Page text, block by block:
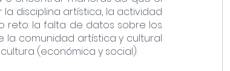
la disciplina artística, la actividad
reto: la falta de datos sobre los
la comunidad artística y cultural
(económica y social).